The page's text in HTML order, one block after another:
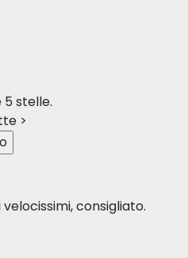
5 stelle.
>
consigliato.